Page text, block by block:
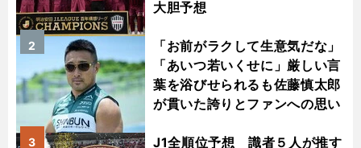
大胆予想
「お前がラクして生意気だな」
「あいつ若いくせに」厳しい言
葉を浴びせられるも佐藤慎太郎
が貫いた誇りとファンへの思い
2
J1全順位予想 識者５人が推す
3